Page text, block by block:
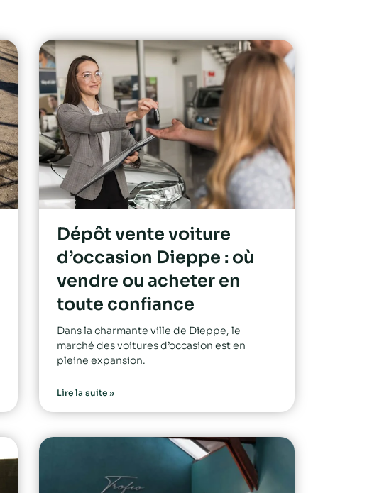
Dépôt vente voiture
d’occasion Dieppe : où
vendre ou acheter en
toute confiance
Dans la charmante ville de Dieppe, le
marché des voitures d’occasion est en
pleine expansion.
Lire la suite »